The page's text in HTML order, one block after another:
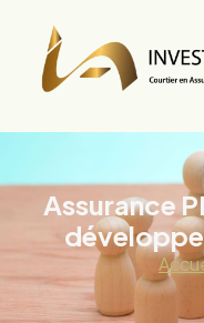
Assurance